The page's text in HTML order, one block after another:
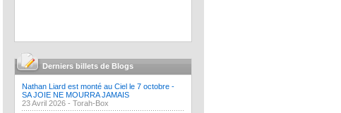
Derniers billets de Blogs
Nathan Liard est monté au Ciel le 7 octobre -
SA JOIE NE MOURRA JAMAIS
23 Avril 2026 - Torah-Box